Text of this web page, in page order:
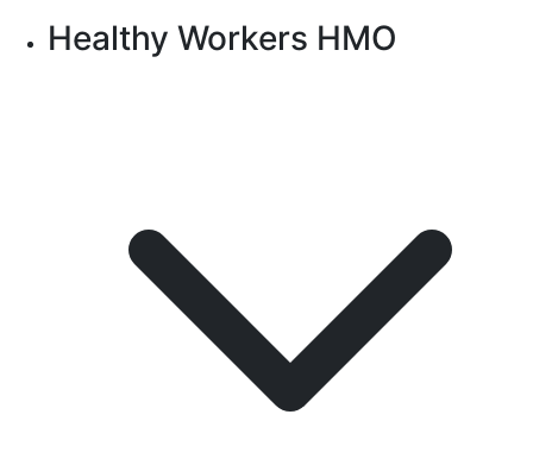
Healthy Workers HMO